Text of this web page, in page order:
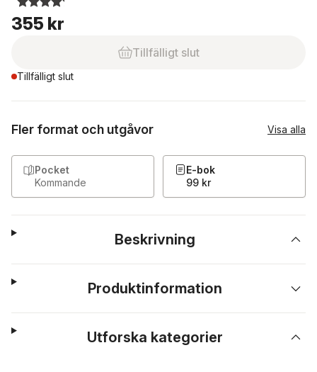
355 kr
Tillfälligt slut
Tillfälligt slut
Fler format och utgåvor Visa alla
Pocket
Kommande
E-bok
99 kr
Beskrivning
Produktinformation
Utforska kategorier